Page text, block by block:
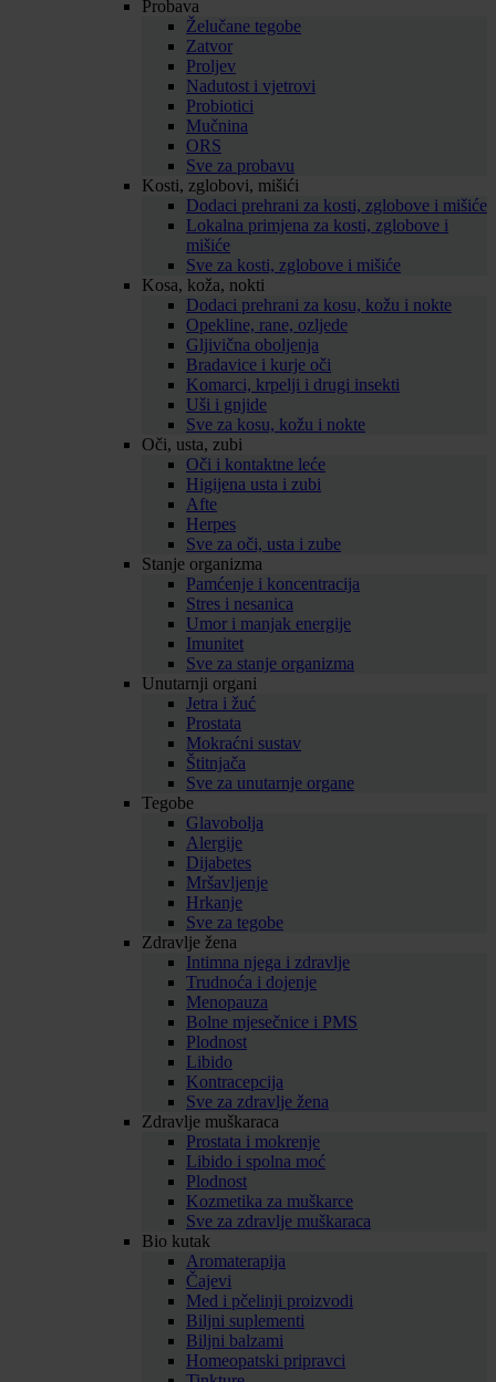
Probava
Želučane tegobe
Zatvor
Proljev
Nadutost i vjetrovi
Probiotici
Mučnina
ORS
Sve za probavu
Kosti, zglobovi, mišići
Dodaci prehrani za kosti, zglobove i mišiće
Lokalna primjena za kosti, zglobove i
mišiće
Sve za kosti, zglobove i mišiće
Kosa, koža, nokti
Dodaci prehrani za kosu, kožu i nokte
Opekline, rane, ozljede
Gljivična oboljenja
Bradavice i kurje oči
Komarci, krpelji i drugi insekti
Uši i gnjide
Sve za kosu, kožu i nokte
Oči, usta, zubi
Oči i kontaktne leće
Higijena usta i zubi
Afte
Herpes
Sve za oči, usta i zube
Stanje organizma
Pamćenje i koncentracija
Stres i nesanica
Umor i manjak energije
Imunitet
Sve za stanje organizma
Unutarnji organi
Jetra i žuć
Prostata
Mokraćni sustav
Štitnjača
Sve za unutarnje organe
Tegobe
Glavobolja
Alergije
Dijabetes
Mršavljenje
Hrkanje
Sve za tegobe
Zdravlje žena
Intimna njega i zdravlje
Trudnoća i dojenje
Menopauza
Bolne mjesečnice i PMS
Plodnost
Libido
Kontracepcija
Sve za zdravlje žena
Zdravlje muškaraca
Prostata i mokrenje
Libido i spolna moć
Plodnost
Kozmetika za muškarce
Sve za zdravlje muškaraca
Bio kutak
Aromaterapija
Čajevi
Med i pčelinji proizvodi
Biljni suplementi
Biljni balzami
Homeopatski pripravci